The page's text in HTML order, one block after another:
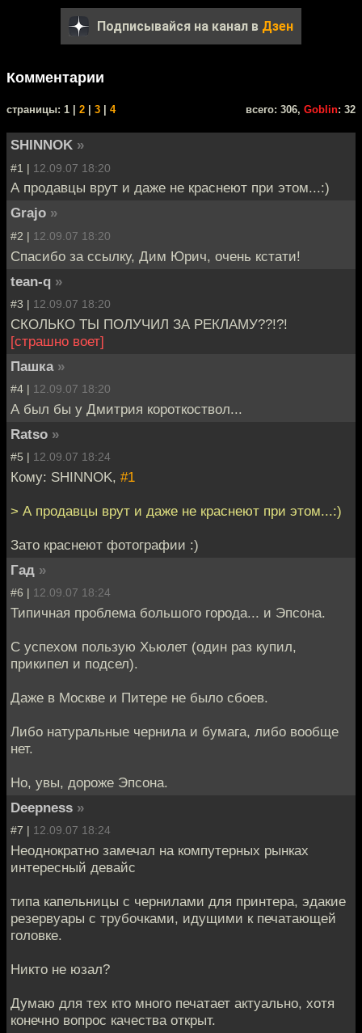
Подписывайся на канал в Дзен
Комментарии
cтраницы: 1 | 2 3 4 всего: 306, Goblin: 32
SHINNOK »
#1 | 12.09.07 18:20
А продавцы врут и даже не краснеют при этом...:)
Grajo »
#2 | 12.09.07 18:20
Спасибо за ссылку, Дим Юрич, очень кстати!
tean-q »
#3 | 12.09.07 18:20
СКОЛЬКО ТЫ ПОЛУЧИЛ ЗА РЕКЛАМУ??!?!
[страшно воет]
Пашка »
#4 | 12.09.07 18:20
А был бы у Дмитрия короткоствол...
Ratso »
#5 | 12.09.07 18:24
Кому: SHINNOK, #1
> А продавцы врут и даже не краснеют при этом...:)
Зато краснеют фотографии :)
Гад »
#6 | 12.09.07 18:24
Типичная проблема большого города... и Эпсона.
С успехом пользую Хьюлет (один раз купил,
прикипел и подсел).
Даже в Москве и Питере не было сбоев.
Либо натуральные чернила и бумага, либо вообще
нет.
Но, увы, дороже Эпсона.
Deepness »
#7 | 12.09.07 18:24
Неоднократно замечал на компутерных рынках
интересный девайс
типа капельницы с чернилами для принтера, эдакие
резервуары с трубочками, идущими к печатающей
головке.
Никто не юзал?
Думаю для тех кто много печатает актуально, хотя
конечно вопрос качества открыт.